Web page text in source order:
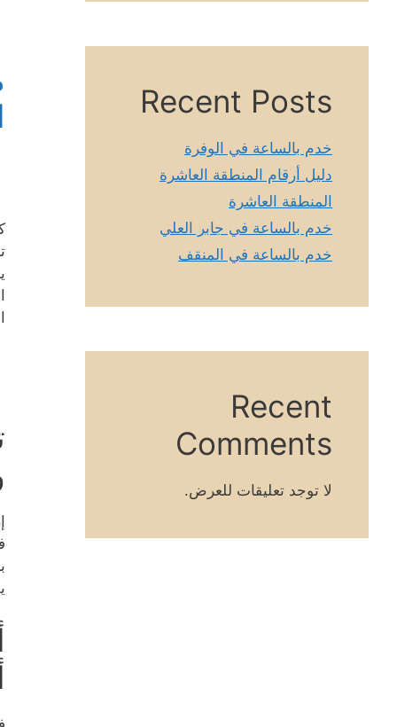
Recent Posts
خدم بالساعة في الوفرة
دليل أرقام المنطقة العاشرة
المنطقة العاشرة
خدم بالساعة في جابر العلي
خدم بالساعة في المنقف
Recent
Comments
لا توجد تعليقات للعرض.